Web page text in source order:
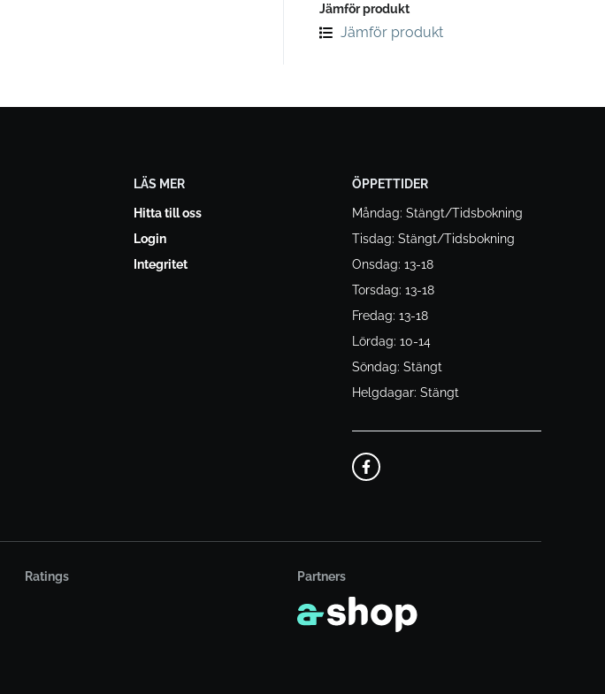
Jämför produkt
Jämför produkt
LÄS MER
Hitta till oss
Login
Integritet
ÖPPETTIDER
Måndag: Stängt/Tidsbokning
Tisdag: Stängt/Tidsbokning
Onsdag: 13-18
Torsdag: 13-18
Fredag: 13-18
Lördag: 10-14
Söndag: Stängt
Helgdagar: Stängt
Ratings Partners